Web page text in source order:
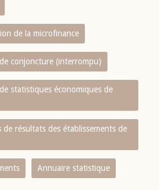
de la microfinance
conjoncture (interrompu)
statistiques économiques de
de résultats des établissements de
Annuaire statistique